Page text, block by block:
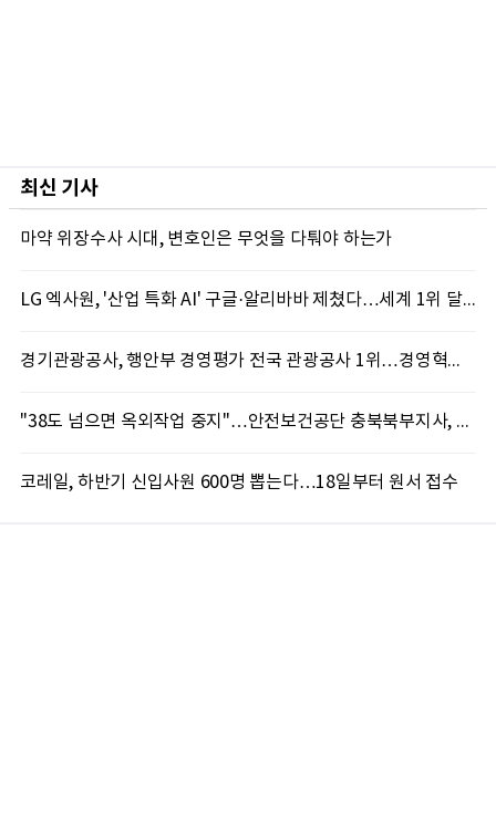
최신 기사
마약 위장수사 시대, 변호인은 무엇을 다퉈야 하는가
LG 엑사원, '산업 특화 AI' 구글·알리바바 제쳤다…세계 1위 달성
경기관광공사, 행안부 경영평가 전국 관광공사 1위…경영혁신 성과 인정
"38도 넘으면 옥외작업 중지"…안전보건공단 충북북부지사, 코레일과 폭염 예방 캠페인
코레일, 하반기 신입사원 600명 뽑는다…18일부터 원서 접수